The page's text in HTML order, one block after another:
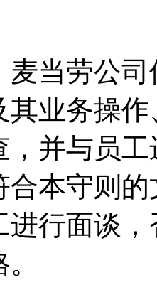
麦当劳公
其业务操
，并与员
合本守则
进行面谈